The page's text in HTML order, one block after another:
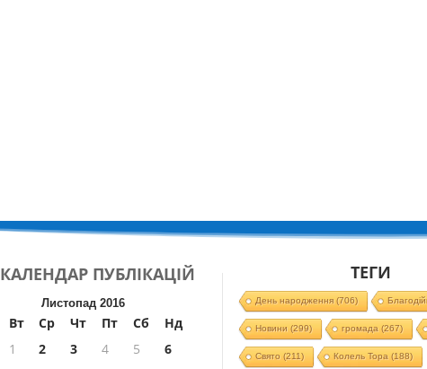
КАЛЕНДАР ПУБЛІКАЦІЙ
Листопад 2016
Вт Ср Чт Пт Сб
Нд
1
2 3 4 5
6
ТЕГИ
День народження(706)
Новини (299) громада (267)
Свято (211) Колель Тора (188)